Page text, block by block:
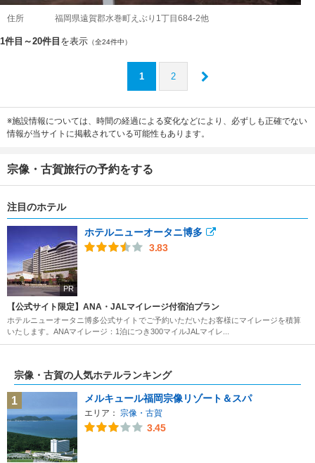
住所 福岡県遠賀郡水巻町えぶり1丁目684-2他
1件目～20件目 を表示 （全24件中）
1 2
※施設情報については、時間の経過による変化などにより、必ずしも正確でない
情報が当サイトに掲載されている可能性もあります。
宗像・古賀旅行の予約をする
注目のホテル
PR
ホテルニューオータニ博多
3.83
【公式サイト限定】ANA・JALマイレージ付宿泊プラン
ホテルニューオータニ博多公式サイトでご予約いただいたお客様にマイレージを積算
いたします。ANAマイレージ：1泊につき300マイルJALマイレ...
宗像・古賀の人気ホテルランキング
1 メルキュール福岡宗像リゾート＆スパ
エリア： 宗像・古賀
3.45